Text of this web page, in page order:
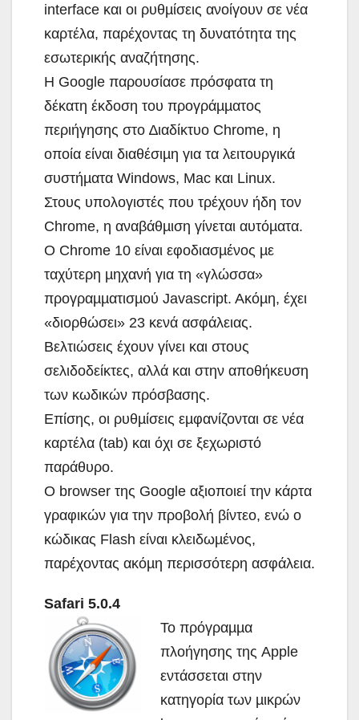
interface και οι ρυθµίσεις ανοίγουν σε νέα
καρτέλα, παρέχοντας τη δυνατότητα της
εσωτερικής αναζήτησης.
Η Google παρουσίασε πρόσφατα τη
δέκατη έκδοση του προγράµµατος
περιήγησης στο ∆ιαδίκτυο Chrome, η
οποία είναι διαθέσιµη για τα λειτουργικά
συστήµατα Windows, Mac και Linux.
Στους υπολογιστές που τρέχουν ήδη τον
Chrome, η αναβάθµιση γίνεται αυτόµατα.
Ο Chrome 10 είναι εφοδιασµένος µε
ταχύτερη µηχανή για τη «γλώσσα»
προγραµµατισµού Javascript. Aκόµη, έχει
«διορθώσει» 23 κενά ασφάλειας.
Βελτιώσεις έχουν γίνει και στους
σελιδοδείκτες, αλλά και στην αποθήκευση
των κωδικών πρόσβασης.
Επίσης, οι ρυθµίσεις εµφανίζονται σε νέα
καρτέλα (tab) και όχι σε ξεχωριστό
παράθυρο.
Ο browser της Google αξιοποιεί την κάρτα
γραφικών για την προβολή βίντεο, ενώ ο
κώδικας Flash είναι κλειδωµένος,
παρέχοντας ακόµη περισσότερη ασφάλεια.
Safari 5.0.4
Το πρόγραµµα
πλοήγησης της Apple
εντάσσεται στην
κατηγορία των µικρών